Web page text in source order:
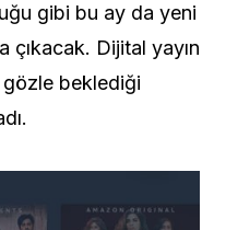
gibi bu ay da yeni
çıkacak. Dijital yayın
gözle beklediği